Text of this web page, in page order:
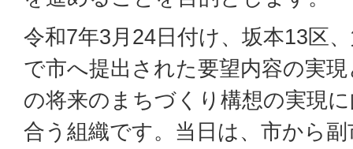
令和7年3月24日付け、坂本13区
で市へ提出された要望内容の実
の将来のまちづくり構想の実現
合う組織です。当日は、市から